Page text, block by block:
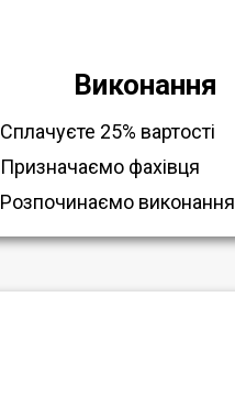
Виконання
Сплачуєте 25% вартості
Призначаємо фахівця
Розпочинаємо виконання